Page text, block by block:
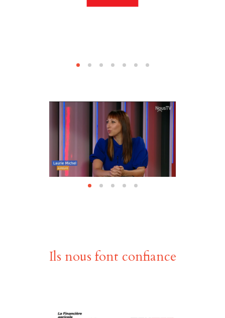
Ils nous font confiance